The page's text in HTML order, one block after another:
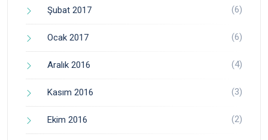
Şubat 2017 (6)
Ocak 2017 (6)
Aralık 2016 (4)
Kasım 2016 (3)
Ekim 2016 (2)